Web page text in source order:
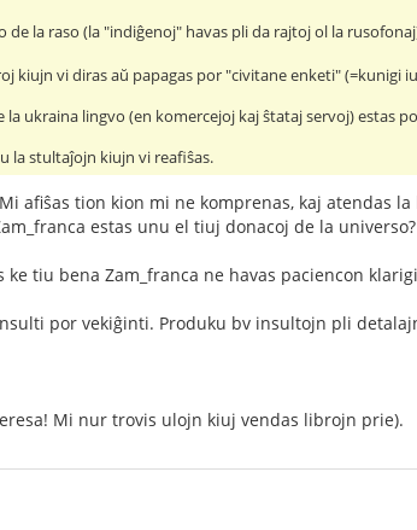
la raso (la "indiĝenoj" havas pli da rajtoj ol la
kiujn vi diras aŭ papagas por "civitane enketi" (=kunigi
ukraina lingvo (en komercejoj kaj ŝtataj servoj) estas
la stultaĵojn kiujn vi reafiŝas.
afiŝas tion kion mi ne komprenas, kaj atendas
estas unu el tiuj donacoj de la universo?
ke tiu bena Zam_franca ne havas paciencon
por vekiĝinti. Produku bv insultojn pli
Mi nur trovis ulojn kiuj vendas librojn prie).